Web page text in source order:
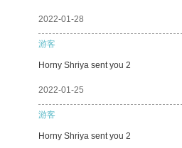
2022-01-28
游客
Horny Shriya sent you 2
2022-01-25
游客
Horny Shriya sent you 2